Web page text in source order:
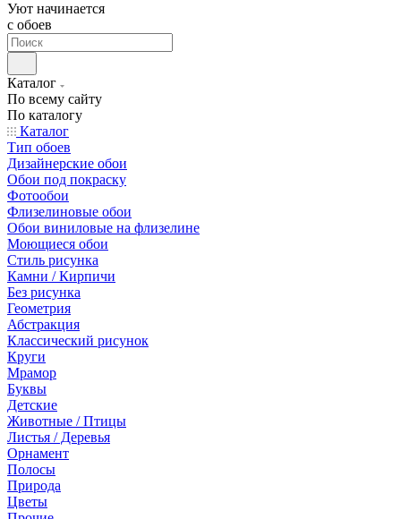
Уют начинается
c обоев
Каталог
По всему сайту
По каталогу
Каталог
Тип обоев
Дизайнерские обои
Обои под покраску
Фотообои
Флизелиновые обои
Обои виниловые на флизелине
Моющиеся обои
Стиль рисунка
Камни / Кирпичи
Без рисунка
Геометрия
Абстракция
Классический рисунок
Круги
Мрамор
Буквы
Детские
Животные / Птицы
Листья / Деревья
Орнамент
Полосы
Природа
Цветы